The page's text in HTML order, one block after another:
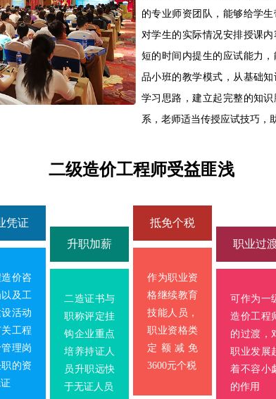
的专业师资团队，能够给学
对学生的实际情况安排授课
短的时间内提生的应试能力
品小班的教学模式，从基础
学习思路，建立起完整的知
系，老师适当传授应试技巧，
二级造价工程师受益匪浅
凭证
价咨
及工
活动
工程
理岗
的资
升职加薪
二造证书与
职称评定挂
钩企业重点
培养持证人
员升职远快
于无证人员
抵免个税
作为职业资
格继续教育
技能人员，
职业资格类
定额减免
3600元个税
职业过
可作为一
造价工程
的过渡，
职业发展
着不容小
的作用